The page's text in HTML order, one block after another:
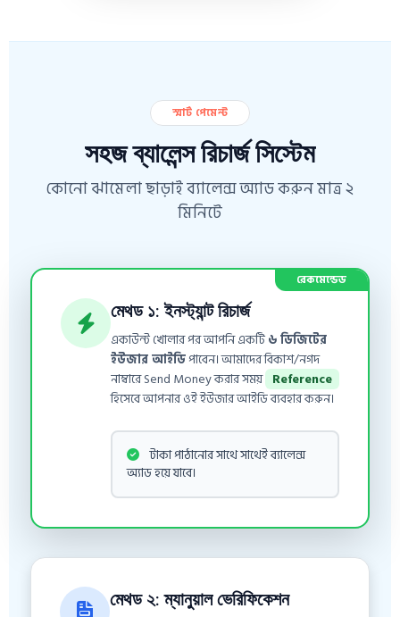
স্মার্ট পেমেন্ট
সহজ ব্যালেন্স রিচার্জ সিস্টেম
কোনো ঝামেলা ছাড়াই ব্যালেন্স অ্যাড করুন মাত্র ২
মিনিটে
রেকমেন্ডেড
মেথড ১: ইনস্ট্যান্ট রিচার্জ
একাউন্ট খোলার পর আপনি একটি৬ ডিজিটের
ইউজার আইডিপাবেন। আমাদের বিকাশ/নগদ
নাম্বারে Send Money করার সময় Reference
হিসেবে আপনার ওই ইউজার আইডি ব্যবহার করুন।
টাকা পাঠানোর সাথে সাথেই ব্যালেন্স
অ্যাড হয়ে যাবে।
মেথড ২: ম্যানুয়াল ভেরিফিকেশন